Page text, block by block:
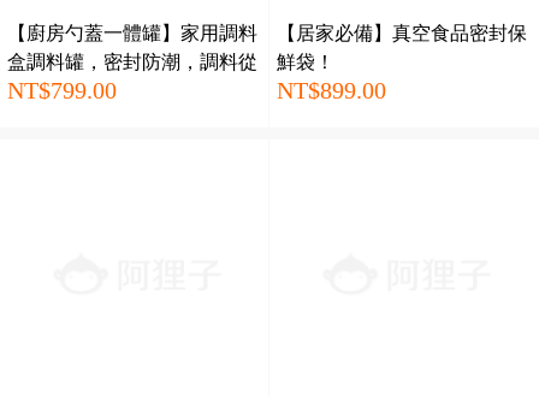
【廚房勺蓋一體罐】家用調料
盒調料罐，密封防潮，調料從
此不再結塊！
NT$799.00
【居家必備】真空食品密封保
鮮袋！
NT$899.00